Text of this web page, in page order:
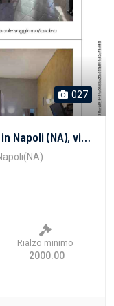
027
Nuda proprietà dell’appartamento in Napoli (NA), via Cardinale Filomarino n. 78, piano secondo, composto da soggiorno-cucina, tre camere, bagno e terrazzino a livello.
Rialzo minimo
2000.00